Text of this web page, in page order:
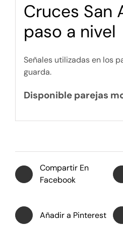
Cruces San
paso a nivel
Señales utilizadas en los
guarda.
Disponible parejas
Compartir En
Facebook
Añadir a Pinterest